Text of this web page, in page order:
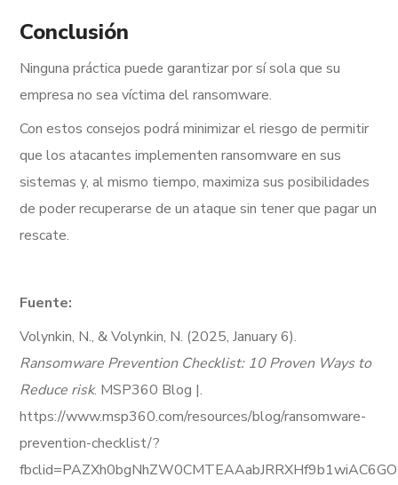
Conclusión
Ninguna práctica puede garantizar por sí sola que su
empresa no sea víctima del ransomware.
Con estos consejos podrá minimizar el riesgo de permitir
que los atacantes implementen ransomware en sus
sistemas y, al mismo tiempo, maximiza sus posibilidades
de poder recuperarse de un ataque sin tener que pagar un
rescate.
Fuente:
Volynkin, N., & Volynkin, N. (2025, January 6).
Ransomware Prevention Checklist: 10 Proven Ways to
Reduce risk. MSP360 Blog |.
https://www.msp360.com/resources/blog/ransomware-
prevention-checklist/?